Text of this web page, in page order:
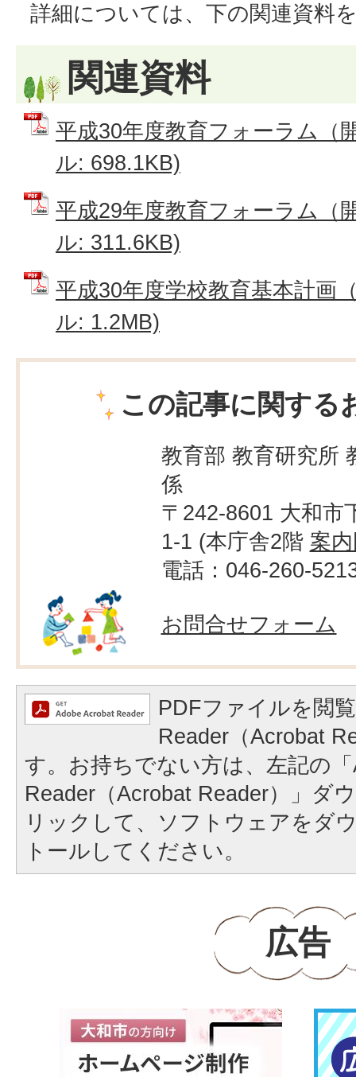
詳細については、下の関連資料
関連資料
平成30年度教育フォーラム（
ル: 698.1KB)
平成29年度教育フォーラム（
ル: 311.6KB)
平成30年度学校教育基本計画
ル: 1.2MB)
この記事に関する
教育部 教育研究所
係
〒242-8601 大和市
1-1 (本庁舎2階 案
電話：046-260-
お問合せフォーム
PDFファイルを閲
Reader（Acrobat
す。お持ちでない方は、左記の
Reader（Acrobat Reader）」ダ
リックして、ソフトウェアをダ
トールしてください。
広告